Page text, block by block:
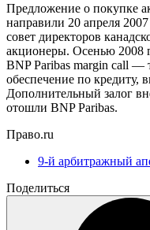
Предложение о покупке
направили 20 апреля
совет директоров
акционеры. Осенью 2008
BNP Paribas margin call —
обеспечение по кредиту,
Дополнительный залог
отошли BNP Paribas.
Право.ru
9-й арбитражный
Поделиться